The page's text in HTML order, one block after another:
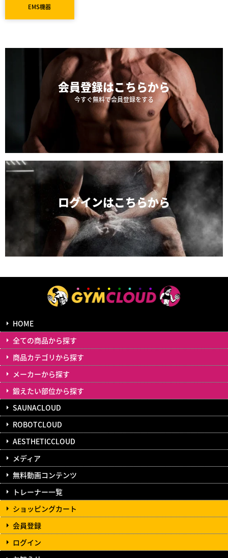
EMS機器
会員登録はこちらから
今すぐ無料で会員登録をする
ログインはこちらから
HOME
全ての商品から探す
商品カテゴリから探す
メーカーから探す
鍛えたい部位から探す
SAUNACLOUD
ROBOTCLOUD
AESTHETICCLOUD
メディア
無料動画コンテンツ
トレーナー一覧
ショッピングカート
会員登録
ログイン